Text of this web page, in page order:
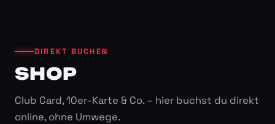
DIREKT BUCHEN
SHOP
Club Card, 10er-Karte & Co. – hier buchst du direkt
online, ohne Umwege.